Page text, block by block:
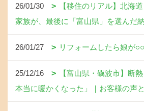
26/01/30
【移住のリアル】北海
家族が、最後に「富山県」を選んだ
26/01/27 リフォームしたら娘が
25/12/16
【富山県・礪波市】断
本当に暖かくなった」｜お客様の声